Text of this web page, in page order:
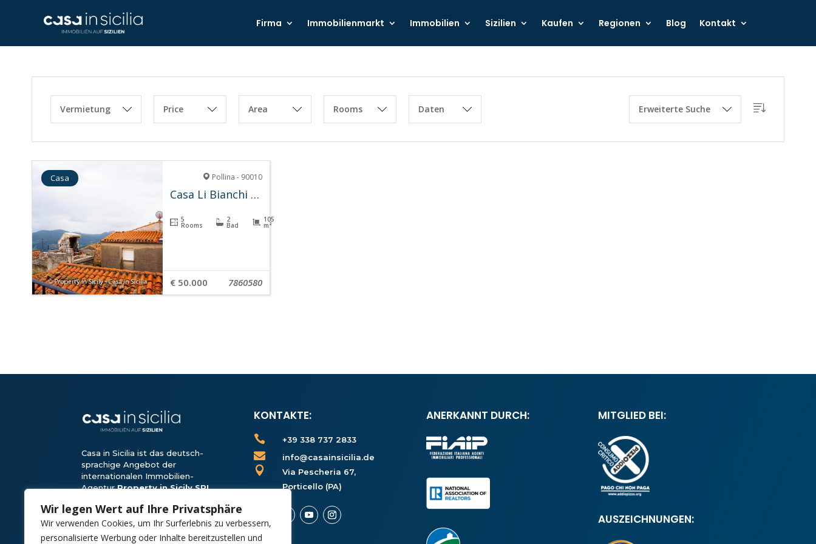
Wir legen Wert auf Ihre Privatsphäre
Wir verwenden Cookies, um Ihr Surferlebnis zu verbessern,
personalisierte Werbung oder Inhalte bereitzustellen und
Firma Immobilienmarkt Immobilien Sizilien Kaufen Regionen Blog Kontakt
Vermietung Price Area Rooms Daten Erweiterte Suche
Casa Pollina - 90010
Casa Li Bianchi – Pollina
5
Rooms
2
Bad
105
m²
€ 50.000 7860580
Casa in Sicilia ist das deutsch-
sprachige Angebot der
internationalen Immobilien-
AgenturProperty in Sicily SRL.
Sicilia-Gruppe, ein Unter­nehmen,
das seit 1986 im Tourismus tätig
ist.
KONTAKTE:
 +39 338 737 2833
 info@casainsicilia.de

Via Pescheria 67,
Porticello (PA)
ANERKANNT DURCH: MITGLIED BEI:
AUSZEICHNUNGEN: